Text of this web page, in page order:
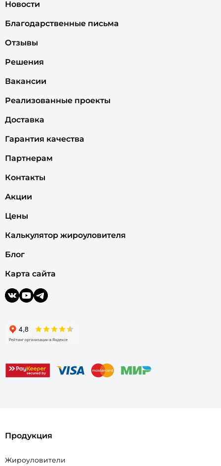
Новости
Благодарственные письма
Отзывы
Решения
Вакансии
Реализованные проекты
Доставка
Гарантия качества
Партнерам
Контакты
Акции
Цены
Калькулятор жироуловителя
Блог
Карта сайта
Продукция
Жироуловители